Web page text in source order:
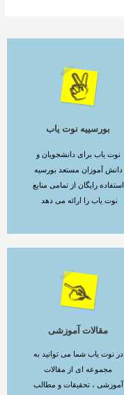
بورسییه نوت یاب
نوت یاب برای دانشجویان و
دانش آموزان مستعد بورسیه
استفاده رایگان از تمامی منابع
نوت یاب را ارائه می دهد
ادامه مطلب
مقالات آموزشی
در نوت یاب شما می توانید به
مجموعه ای از مقالات
آموزشی ، تحقیقات و مطالب